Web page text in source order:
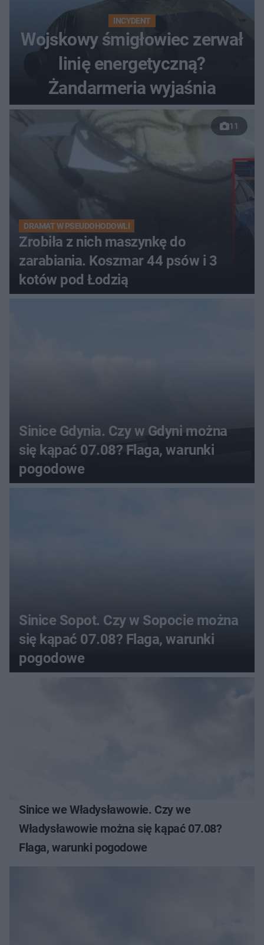
INCYDENT
Wojskowy śmigłowiec zerwał
linię energetyczną?
Żandarmeria wyjaśnia
11
DRAMAT W PSEUDOHODOWLI
Zrobiła z nich maszynkę do
zarabiania. Koszmar 44 psów i 3
kotów pod Łodzią
Sinice Gdynia. Czy w Gdyni można
się kąpać 07.08? Flaga, warunki
pogodowe
Sinice Sopot. Czy w Sopocie można
się kąpać 07.08? Flaga, warunki
pogodowe
Sinice we Władysławowie. Czy we
Władysławowie można się kąpać 07.08?
Flaga, warunki pogodowe